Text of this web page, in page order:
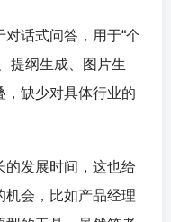
话式问答，用于“个
提纲生成、图片生
，缺少对具体行业的
的发展时间，这也给
机会，比如产品经理